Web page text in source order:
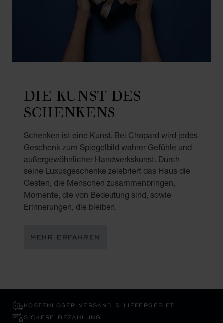
DIE KUNST DES
SCHENKENS
Schenken ist eine Kunst. Bei Chopard wird jedes
Geschenk zum Spiegelbild wahrer Gefühle und
außergewöhnlicher Handwerkskunst. Durch
seine Luxusgeschenke zelebriert das Haus die
Gesten, die Menschen zusammenbringen,
Momente, die von Bedeutung sind, sowie
Erinnerungen, die bleiben.
MEHR ERFAHREN
KOSTENLOSER VERSAND & LIEFERGEBIET
SICHERE BEZAHLUNG